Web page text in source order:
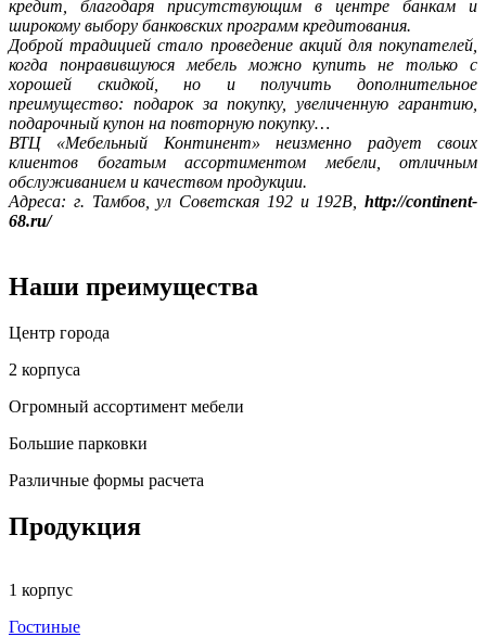
кредит, благодаря присутствующим в центре банкам и
широкому выбору банковских программ кредитования.
Доброй традицией стало проведение акций для покупателей,
когда понравившуюся мебель можно купить не только с
хорошей скидкой, но и получить дополнительное
преимущество: подарок за покупку, увеличенную гарантию,
подарочный купон на повторную покупку…
ВТЦ «Мебельный Континент» неизменно радует своих
клиентов богатым ассортиментом мебели, отличным
обслуживанием и качеством продукции.
Адреса: г. Тамбов, ул Советская 192 и 192В, http://continent-
68.ru/
Наши преимущества
Центр города
2 корпуса
Огромный ассортимент мебели
Большие парковки
Различные формы расчета
Продукция
1 корпус
Гостиные